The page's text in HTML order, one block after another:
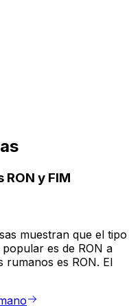
y FIM
muestran que el tipo
es de RON a
rumanos es RON. El